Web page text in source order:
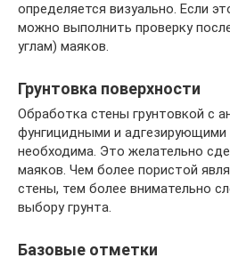
определяется визуально. Если
можно выполнить проверку
углам) маяков.
Грунтовка поверхности
Обработка стены грунтовкой с
фунгицидными и адгезирующими
необходима. Это желательно
маяков. Чем более пористой
стены, тем более внимательно
выбору грунта.
Базовые отметки